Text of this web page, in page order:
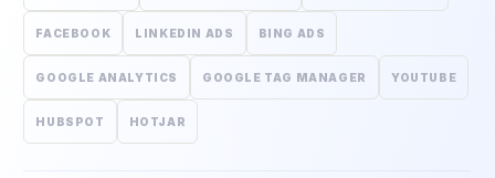
FACEBOOK LINKEDIN ADS BING ADS
GOOGLE ANALYTICS GOOGLE TAG MANAGER YOUTUBE
HUBSPOT HOTJAR